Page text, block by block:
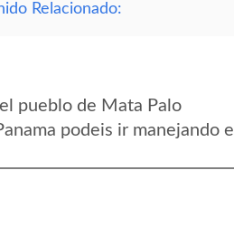
Relacionado:
pueblo de Mata Palo
podeis ir manejando el